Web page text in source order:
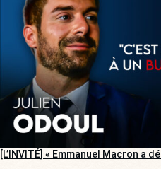
[L’INVITÉ] « Emmanuel Macron a